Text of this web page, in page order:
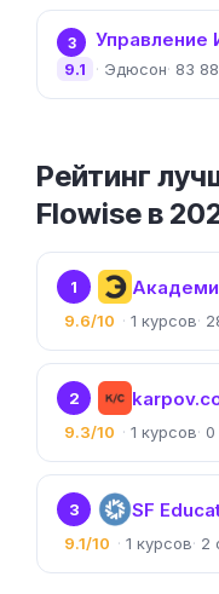
3 Управление
Эдюсон 83
9.1
Рейтинг
Flowise в
1
9.6/10 1
2
9.3/10 1 0
3 SF
9.1/10 1 2